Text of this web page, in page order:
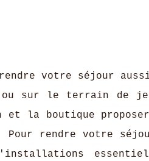
rendre votre séjour
sur le terrain de
la boutique
Pour rendre votre